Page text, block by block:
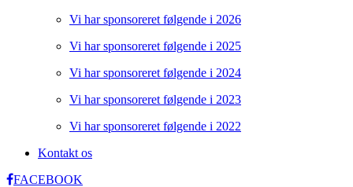
Vi har sponsoreret følgende i 2026
Vi har sponsoreret følgende i 2025
Vi har sponsoreret følgende i 2024
Vi har sponsoreret følgende i 2023
Vi har sponsoreret følgende i 2022
Kontakt os
FACEBOOK